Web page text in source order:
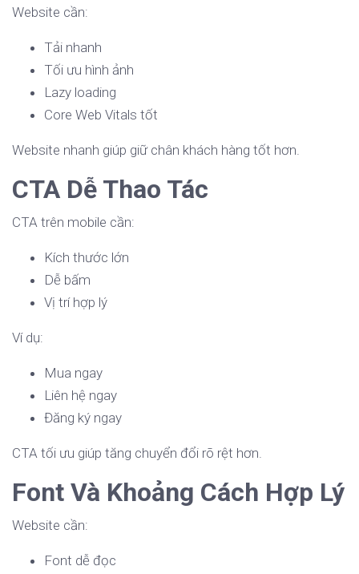
Website cần:
Tải nhanh
Tối ưu hình ảnh
Lazy loading
Core Web Vitals tốt
Website nhanh giúp giữ chân khách hàng tốt hơn.
CTA Dễ Thao Tác
CTA trên mobile cần:
Kích thước lớn
Dễ bấm
Vị trí hợp lý
Ví dụ:
Mua ngay
Liên hệ ngay
Đăng ký ngay
CTA tối ưu giúp tăng chuyển đổi rõ rệt hơn.
Font Và Khoảng Cách Hợp Lý
Website cần:
Font dễ đọc